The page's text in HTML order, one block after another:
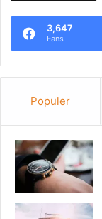
3,647
Fans
Populer